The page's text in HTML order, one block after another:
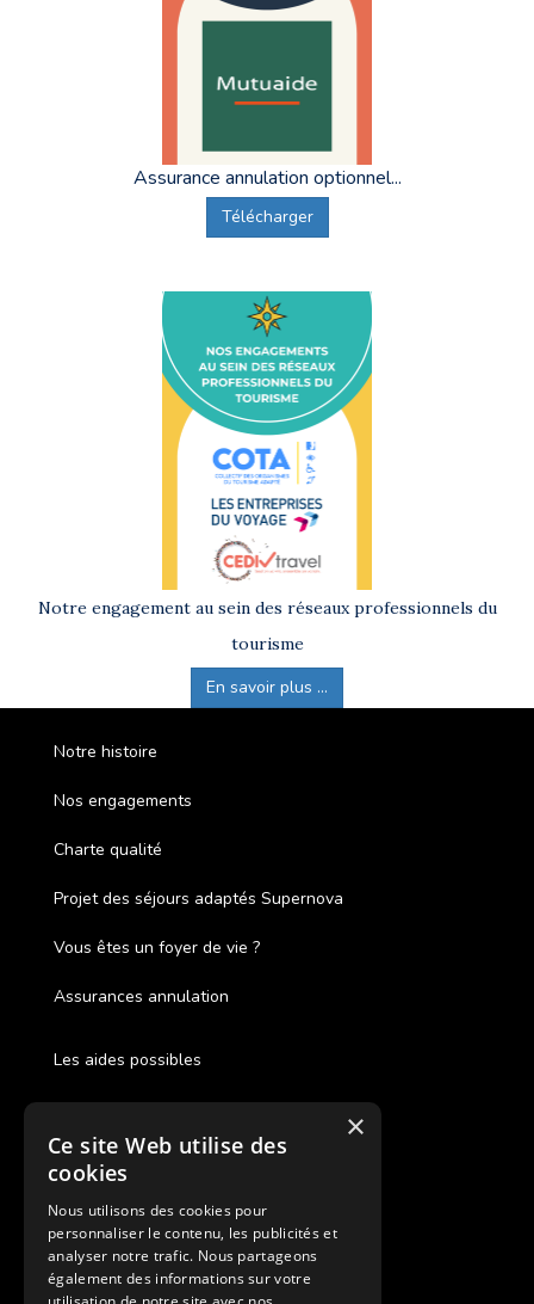
Assurance annulation optionnel...
Télécharger
Notre engagement au sein des réseaux professionnels du
tourisme
En savoir plus ...
Notre histoire
Nos engagements
Charte qualité
Projet des séjours adaptés Supernova
Vous êtes un foyer de vie ?
Assurances annulation
Les aides possibles
Cash Back
Pour les fratries
Facebook Supernova
Instagram Supernova
×
Ce site Web utilise des
cookies
Nous utilisons des cookies pour
personnaliser le contenu, les publicités et
analyser notre trafic. Nous partageons
également des informations sur votre